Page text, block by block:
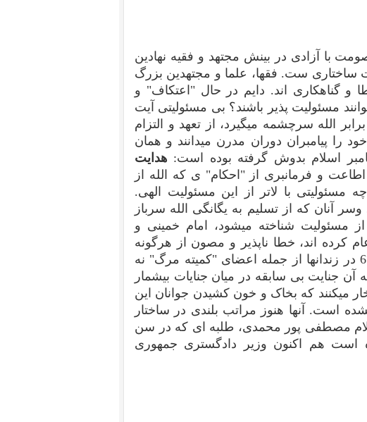
با آزادی در بینش مجتهد و فقیه نهادین
ساختاری ست. فقها، علما و مجتهدین بزرگ
گناهکاری اند. دایم در حال "اعتکاف" و
مسئولیت پذیر باشند؟ بی مسئولیتی آیت
الله سرچشمه میگیرد، از تعهد و التزام
پیامبران دوران مدرن میدانند و همان
اسلام بدوش گرفته بوده است: هدایت
و فرمانبری از "احکام" ی که الله از
با لاتر از این مسئولیت الهی.
آنان که از تسلیم به یگانگی الله سرباز
مسئولیت شناخته میشود، امام خمینی و
از 4000 نفر را قتل عام کرده اند، خطا ناپذیر و مصون از هرگونه
مسنولیتی شناسایی شده اند. عاملان کشتار 67 در زندانها از جمله اعضای "کمیته مرگ" نه
آن جنایت بی سابقه در میان جنایات بیشمار
میکنند که بخاک و خون کشیدن جوانان این
است. آنها هنوز مراتب بلندی در ساختار
مصطفی پور محمدی، طلبه ای که در سن
است هم اکنون وزیر دادگستری جمهوری